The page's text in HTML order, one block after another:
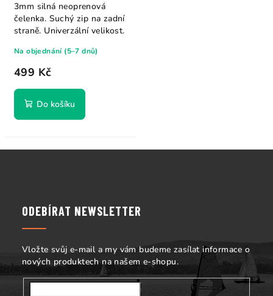
499 Kč
Na objednání (5–7 dnů)
Do košíku
3mm silná neoprenová
čelenka. Suchý zip na zadní
straně. Univerzální velikost.
ODEBÍRAT NEWSLETTER
Vložte svůj e-mail a my vám budeme zasílat informace o
nových produktech na našem e-shopu.